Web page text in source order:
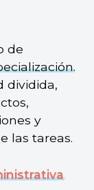
de
.
dividida,
y
las tareas.